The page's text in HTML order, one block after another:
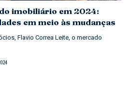
imobiliário em 2024:
em meio às mudanças
Flavio Correa Leite, o mercado